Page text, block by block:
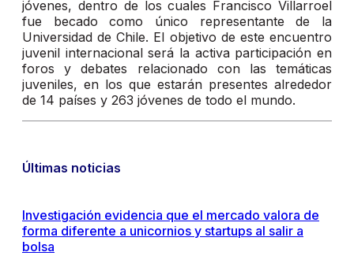
jóvenes, dentro de los cuales Francisco Villarroel
fue becado como único representante de la
Universidad de Chile. El objetivo de este encuentro
juvenil internacional será la activa participación en
foros y debates relacionado con las temáticas
juveniles, en los que estarán presentes alrededor
de 14 países y 263 jóvenes de todo el mundo.
Últimas noticias
Investigación evidencia que el mercado valora de
forma diferente a unicornios y startups al salir a
bolsa